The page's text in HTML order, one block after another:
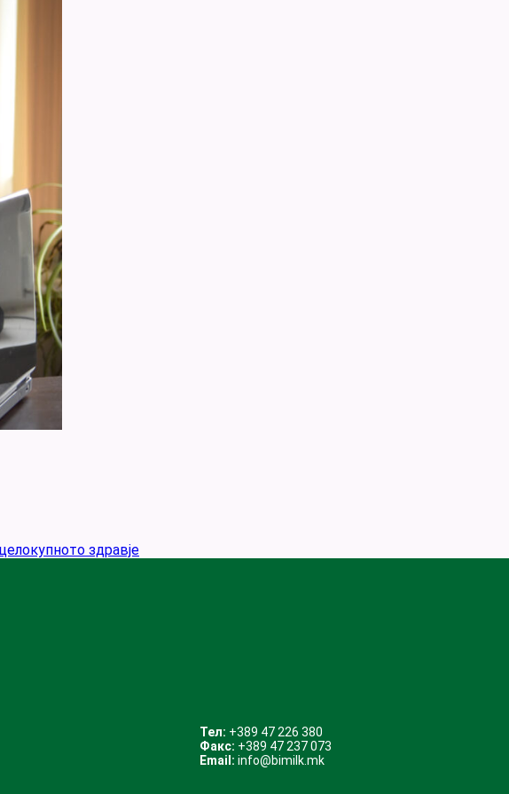
здравје
Тел: +389 47 226 380
Факс: +389 47 237 073
Email: info@bimilk.mk